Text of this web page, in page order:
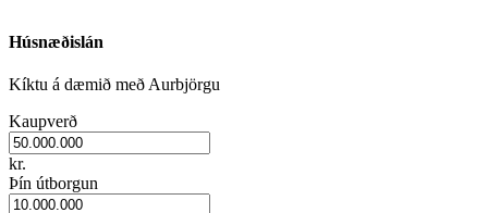
Húsnæðislán
Kíktu á dæmið með Aurbjörgu
Kaupverð
kr.
Þín útborgun